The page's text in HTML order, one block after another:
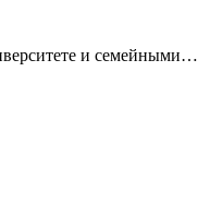
и семейными…